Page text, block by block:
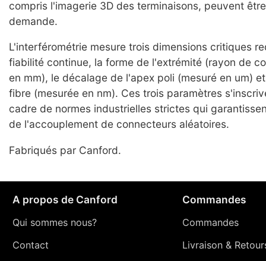
compris l'imagerie 3D des terminaisons, peuvent
demande.
L'interférométrie mesure trois dimensions critiques
fiabilité continue, la forme de l'extrémité (rayon de
en mm), le décalage de l'apex poli (mesuré en um)
fibre (mesurée en nm). Ces trois paramètres
cadre de normes industrielles strictes qui
de l'accouplement de connecteurs aléatoires.
Fabriqués par Canford.
A propos de Canford
Qui sommes nous?
Contact
Commandes
Commandes
Livraison&